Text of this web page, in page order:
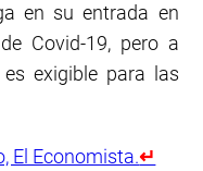
en su entrada en
Covid-19, pero a
exigible para las
El Economista.↵